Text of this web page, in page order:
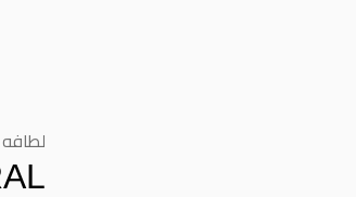
لطافه